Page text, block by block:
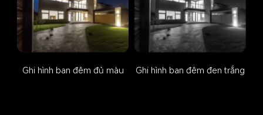
Ghi hình ban đêm đủ màu Ghi hình ban đêm đen trắng